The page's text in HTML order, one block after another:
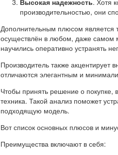
Высокая надежность. Хотя
производительностью, они
Дополнительным плюсом является
осуществлён в любом, даже самом
научились оперативно устранять
Производитель также акцентирует
отличаются элегантным и
Чтобы принять решение о покупке,
техника. Такой анализ поможет
подходящую модель.
Вот список основных плюсов и
Преимущества включают в себя: